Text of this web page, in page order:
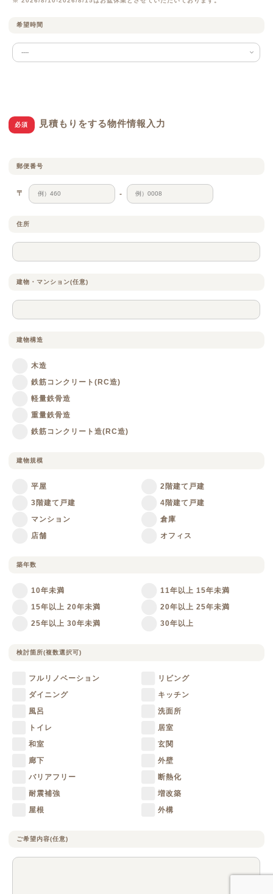
希望時間
必須 見積もりをする物件情報入力
郵便番号
〒 -
住所
建物・マンション(任意)
建物構造
木造
鉄筋コンクリート(RC造)
軽量鉄骨造
重量鉄骨造
鉄筋コンクリート造(RC造)
建物規模
平屋
2階建て戸建
3階建て戸建
4階建て戸建
マンション
倉庫
店舗
オフィス
築年数
10年未満
11年以上 15年未満
15年以上 20年未満
20年以上 25年未満
25年以上 30年未満
30年以上
検討箇所(複数選択可)
フルリノベーション
リビング
ダイニング
キッチン
風呂
洗面所
トイレ
居室
和室
玄関
廊下
外壁
バリアフリー
断熱化
耐震補強
増改築
屋根
外構
ご希望内容(任意)